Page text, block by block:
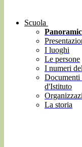
Scuola
I luoghi
Le persone
I numeri
Documenti
d'Istituto
La storia